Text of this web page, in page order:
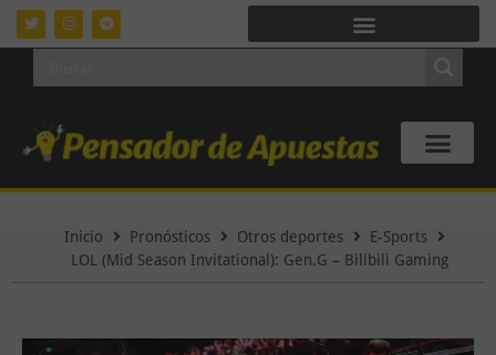
Inicio Pronósticos Otros deportes
E-Sports
LOL (Mid Season Invitational): Gen.G – Bilibili Gaming